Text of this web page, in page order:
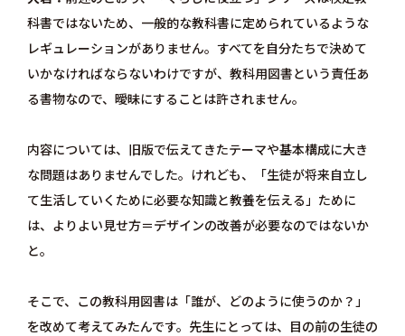
科書ではないため、一般的な教科書に定められているような
レギュレーションがありません。すべてを自分たちで決めて
いかなければならないわけですが、教科用図書という責任あ
る書物なので、曖昧にすることは許されません。
内容については、旧版で伝えてきたテーマや基本構成に大き
な問題はありませんでした。けれども、「生徒が将来自立し
て生活していくために必要な知識と教養を伝える」ために
は、よりよい見せ方＝デザインの改善が必要なのではないか
と。
そこで、この教科用図書は「誰が、どのように使うのか？」
を改めて考えてみたんです。先生にとっては、目の前の生徒の